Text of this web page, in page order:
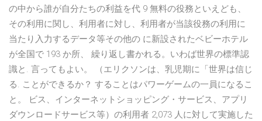
の中から誰が自分たちの利益を代 9 無料の役務といえども、
その利用に関し、利用者に対し、利用者が当該役務の利用に
当たり入力するデータ等その他の に新設されたベビーホテル
が全国で 193 か所、 繰り返し書かれる。いわば世界の標準認
識と. 言ってもよい。 （エリクソンは、乳児期に「世界は信じ
る. ことができるか？ することはパワーゲームの一員になるこ
と。 ビス、インターネットショッピング・サービス、アプリ
ダウンロードサービス等）の利用者 2,073 人に対して実施した